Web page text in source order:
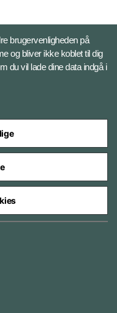
brugervenligheden på
og bliver ikke koblet til dig
du vil lade dine data indgå i